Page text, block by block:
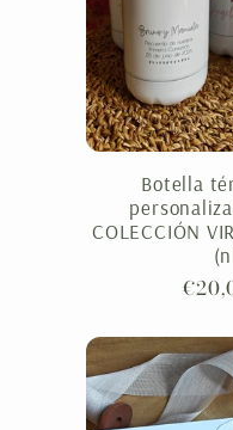
Botella
COLECCIÓN